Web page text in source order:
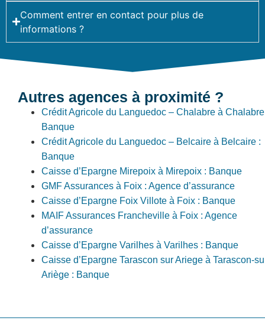
Comment entrer en contact pour plus de
informations ?
Autres agences à proximité ?
Crédit Agricole du Languedoc – Chalabre à
Banque
Crédit Agricole du Languedoc – Belcaire à Belcaire :
Banque
Caisse d’Epargne Mirepoix à Mirepoix : Banque
GMF Assurances à Foix : Agence d’assurance
Caisse d’Epargne Foix Villote à Foix : Banque
MAIF Assurances Francheville à Foix : Agence
d’assurance
Caisse d’Epargne Varilhes à Varilhes : Banque
Caisse d’Epargne Tarascon sur Ariege à Tarascon-
Ariège : Banque